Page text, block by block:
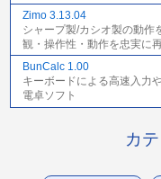
Zimo 3.13.04
シャープ製/カシオ製の動作
観・操作性・動作を忠実に
BunCalc 1.00
キーボードによる高速入力
電卓ソフト
カ